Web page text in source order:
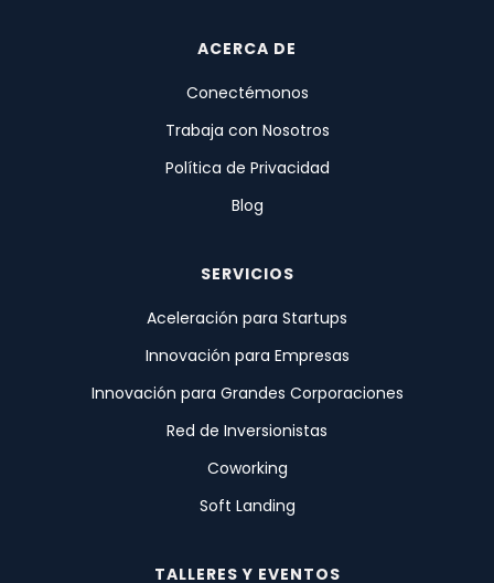
ACERCA DE
Conectémonos
Trabaja con Nosotros
Política de Privacidad
Blog
SERVICIOS
Aceleración para Startups
Innovación para Empresas
Innovación para Grandes Corporaciones
Red de Inversionistas
Coworking
Soft Landing
TALLERES Y EVENTOS